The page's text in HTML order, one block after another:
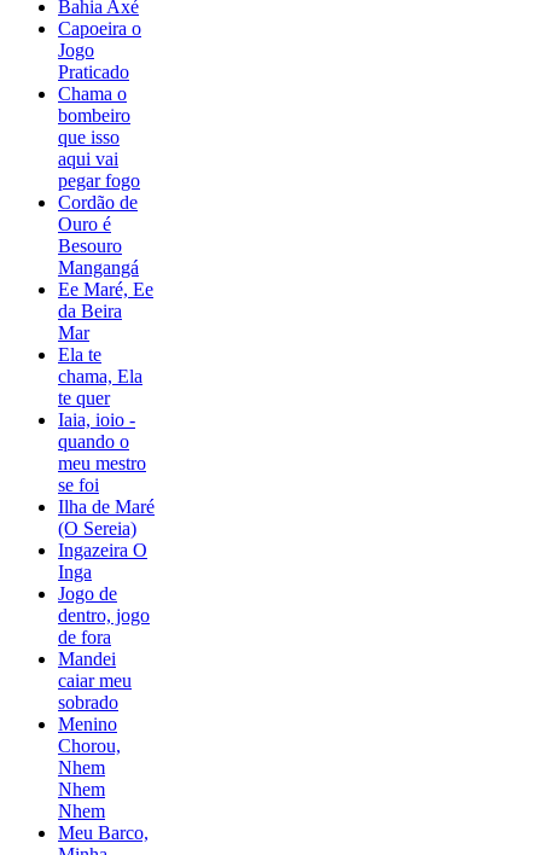
Bahia Axé
Capoeira o
Jogo
Praticado
Chama o
bombeiro
que isso
aqui vai
pegar fogo
Cordão de
Ouro é
Besouro
Mangangá
Ee Maré, Ee
da Beira
Mar
Ela te
chama, Ela
te quer
Iaia, ioio -
quando o
meu mestro
se foi
Ilha de Maré
(O Sereia)
Ingazeira O
Inga
Jogo de
dentro, jogo
de fora
Mandei
caiar meu
sobrado
Menino
Chorou,
Nhem
Nhem
Nhem
Meu Barco,